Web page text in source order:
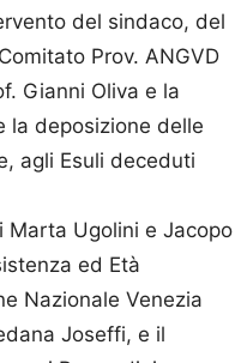
del sindaco, del
Prov. ANGVD
Gianni Oliva e la
la deposizione delle
agli Esuli deceduti
Marta Ugolini e Jacopo
ed Età
Nazionale Venezia
Joseffi, e il